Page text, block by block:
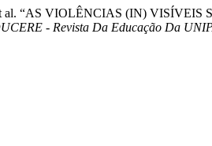
al. “AS VIOLÊNCIAS (IN)
- Revista Da Educação Da